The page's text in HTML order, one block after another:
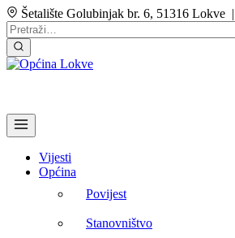
Šetalište Golubinjak br. 6, 51316 Lokve |
Vijesti
Općina
Povijest
Stanovništvo